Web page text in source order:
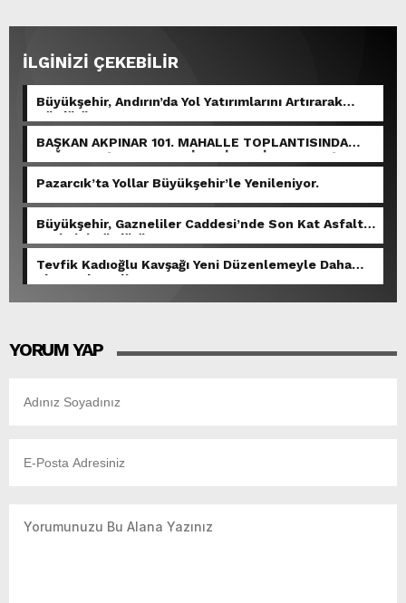
İLGİNİZİ ÇEKEBİLİR
Büyükşehir, Andırın’da Yol Yatırımlarını Artırarak
Sürdürüyor.
BAŞKAN AKPINAR 101. MAHALLE TOPLANTISINDA
BAĞLARBAŞI MAHALLESİ SAKİNLERİYLE BULUŞTU.
Pazarcık’ta Yollar Büyükşehir’le Yenileniyor.
Büyükşehir, Gazneliler Caddesi’nde Son Kat Asfalt
Serimini Sürdürüyor.
Tevfik Kadıoğlu Kavşağı Yeni Düzenlemeyle Daha
Akıcı Hale Geliyor.
YORUM YAP